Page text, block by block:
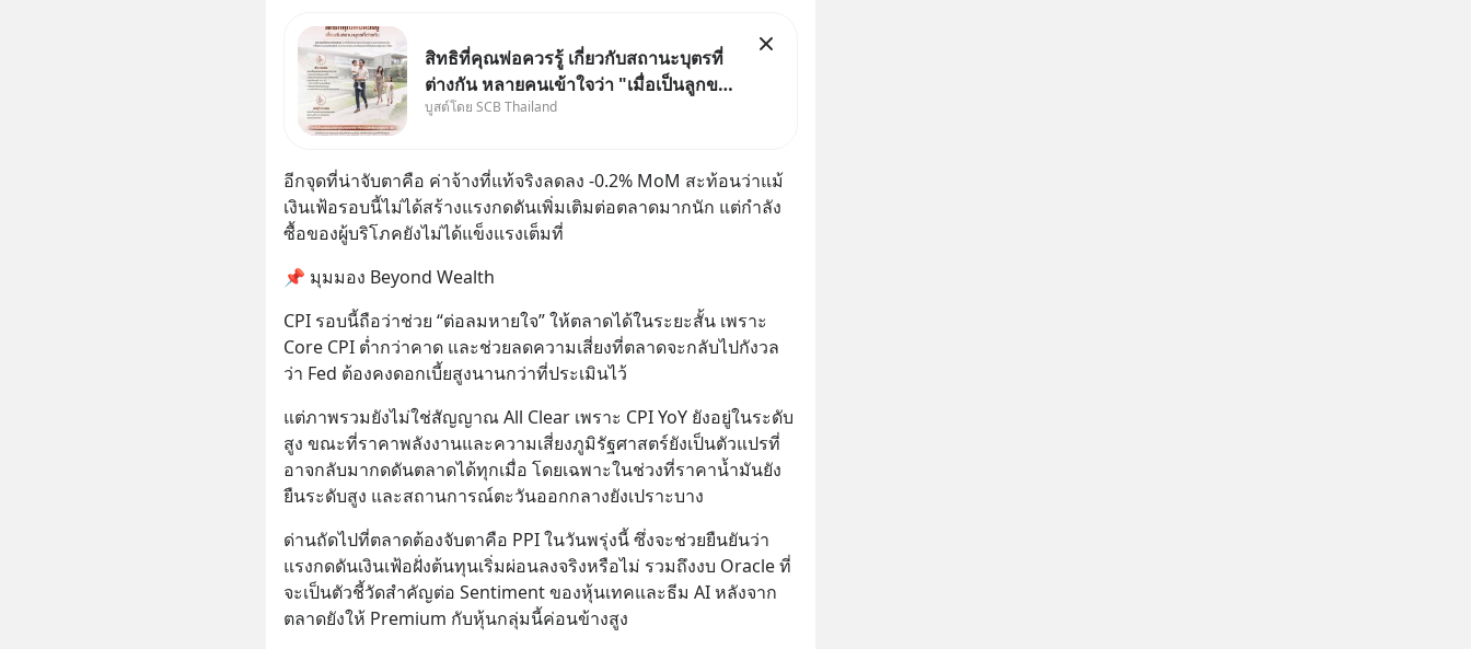
สิทธิที่คุณพ่อควรรู้ เกี่ยวกับสถานะบุตรที่
ต่างกัน หลายคนเข้าใจว่า "เมื่อเป็นลูกของ
พ่อและแม่ ก็ย่อมเป็นบุตรชอบด้วย
จริง กฎหมายไทยไม่ได้กำหนดไว้แบบนั้น
บูสต์โดย SCB Thailand
อีกจุดที่น่าจับตาคือ ค่าจ้างที่แท้จริงลดลง -0.2% MoM สะท้อนว่าแม้
เงินเฟ้อรอบนี้ไม่ได้สร้างแรงกดดันเพิ่มเติมต่อตลาดมากนัก แต่กำลัง
ซื้อของผู้บริโภคยังไม่ได้แข็งแรงเต็มที่
📌 มุมมอง Beyond Wealth
CPI รอบนี้ถือว่าช่วย “ต่อลมหายใจ” ให้ตลาดได้ในระยะสั้น เพราะ
Core CPI ต่ำกว่าคาด และช่วยลดความเสี่ยงที่ตลาดจะกลับไปกังวล
ว่า Fed ต้องคงดอกเบี้ยสูงนานกว่าที่ประเมินไว้
แต่ภาพรวมยังไม่ใช่สัญญาณ All Clear เพราะ CPI YoY ยังอยู่ในระดับ
สูง ขณะที่ราคาพลังงานและความเสี่ยงภูมิรัฐศาสตร์ยังเป็นตัวแปรที่
อาจกลับมากดดันตลาดได้ทุกเมื่อ โดยเฉพาะในช่วงที่ราคาน้ำมันยัง
ยืนระดับสูง และสถานการณ์ตะวันออกกลางยังเปราะบาง
ด่านถัดไปที่ตลาดต้องจับตาคือ PPI ในวันพรุ่งนี้ ซึ่งจะช่วยยืนยันว่า
แรงกดดันเงินเฟ้อฝั่งต้นทุนเริ่มผ่อนลงจริงหรือไม่ รวมถึงงบ Oracle ที่
จะเป็นตัวชี้วัดสำคัญต่อ Sentiment ของหุ้นเทคและธีม AI หลังจาก
ตลาดยังให้ Premium กับหุ้นกลุ่มนี้ค่อนข้างสูง